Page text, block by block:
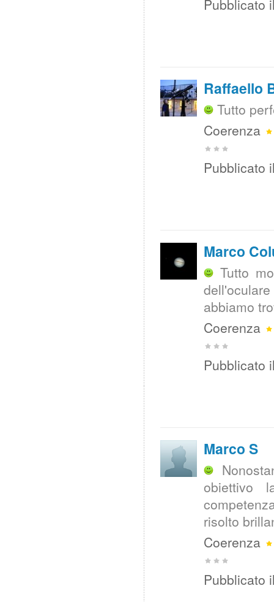
Pubblicato
Raffaello
Tutto
Coerenza
Pubblicato
Marco
Tutto
abbiamo
Coerenza
Pubblicato
Marco S
obiettivo
risolto
Coerenza
Pubblicato